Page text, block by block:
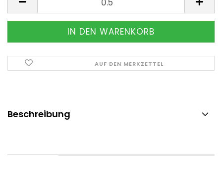
AUF DEN MERKZETTEL
Beschreibung